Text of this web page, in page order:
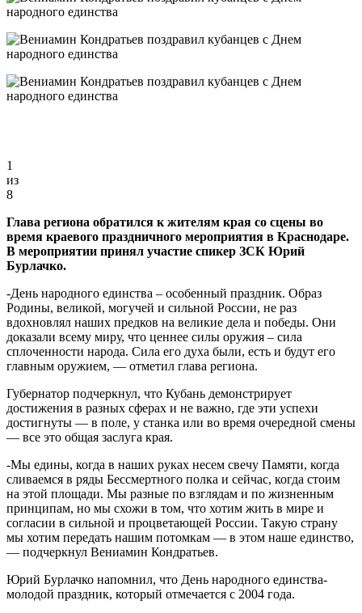
1
из
8
Глава региона обратился к жителям края со сцены во
время краевого праздничного мероприятия в Краснодаре.
В мероприятии принял участие спикер ЗСК Юрий
Бурлачко.
-День народного единства – особенный праздник. Образ
Родины, великой, могучей и сильной России, не раз
вдохновлял наших предков на великие дела и победы. Они
доказали всему миру, что ценнее силы оружия – сила
сплоченности народа. Сила его духа были, есть и будут его
главным оружием, — отметил глава региона.
Губернатор подчеркнул, что Кубань демонстрирует
достижения в разных сферах и не важно, где эти успехи
достигнуты — в поле, у станка или во время очередной смены
— все это общая заслуга края.
-Мы едины, когда в наших руках несем свечу Памяти, когда
сливаемся в ряды Бессмертного полка и сейчас, когда стоим
на этой площади. Мы разные по взглядам и по жизненным
принципам, но мы схожи в том, что хотим жить в мире и
согласии в сильной и процветающей России. Такую страну
мы хотим передать нашим потомкам — в этом наше единство,
— подчеркнул Вениамин Кондратьев.
Юрий Бурлачко напомнил, что День народного единства-
молодой праздник, который отмечается с 2004 года.